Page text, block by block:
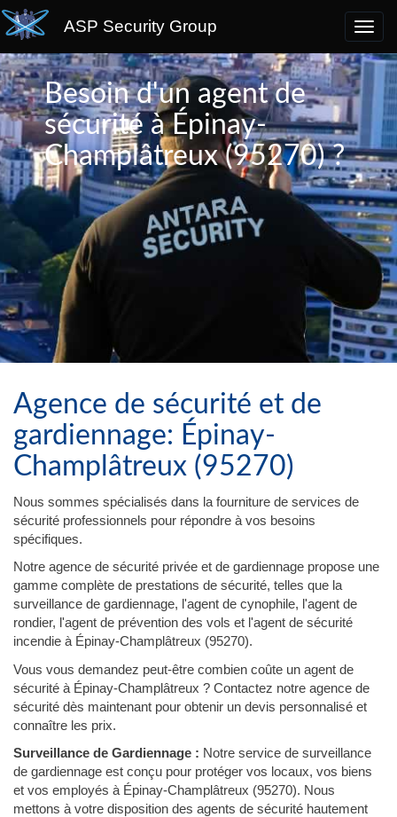
ASP Security Group
Besoin d'un agent de
sécurité à Épinay-
Champlâtreux (95270) ?
Agence de sécurité et de
gardiennage: Épinay-
Champlâtreux (95270)
Nous sommes spécialisés dans la fourniture de services de
sécurité professionnels pour répondre à vos besoins
spécifiques.
Notre agence de sécurité privée et de gardiennage propose une
gamme complète de prestations de sécurité, telles que la
surveillance de gardiennage, l'agent de cynophile, l'agent de
rondier, l'agent de prévention des vols et l'agent de sécurité
incendie à Épinay-Champlâtreux (95270).
Vous vous demandez peut-être combien coûte un agent de
sécurité à Épinay-Champlâtreux ? Contactez notre agence de
sécurité dès maintenant pour obtenir un devis personnalisé et
connaître les prix.
Surveillance de Gardiennage : Notre service de surveillance
de gardiennage est conçu pour protéger vos locaux, vos biens
et vos employés à Épinay-Champlâtreux (95270). Nous
mettons à votre disposition des agents de sécurité hautement